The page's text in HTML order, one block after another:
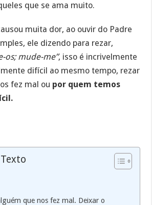
que se ama muito.
muita dor, ao ouvir do Padre
ele dizendo para rezar,
os; mude-me”, isso é incrivelmente
difícil ao mesmo tempo, rezar
fez mal ou por quem temos
que nos fez mal. Deixar o